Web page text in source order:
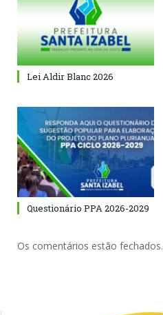
Lei Aldir Blanc 2026
Questionário PPA 2026-2029
Os comentários estão fechados.